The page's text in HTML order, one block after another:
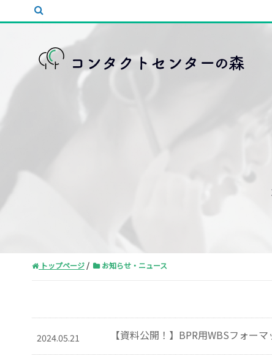
トップページ お知らせ・ニュース
2024.05.21 【資料公開！】BPR用WBSフォーマ